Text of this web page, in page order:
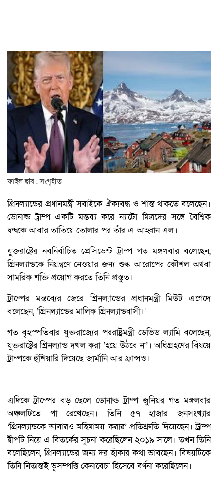
ফাইল ছবি : সংগৃহীত
গ্রিনল্যান্ডের প্রধানমন্ত্রী সবাইকে ঐক্যবদ্ধ ও শান্ত থাকতে বলেছেন।
ডোনাল্ড ট্রাম্প একটি মন্তব্য করে ন্যাটো মিত্রদের সঙ্গে বৈশ্বিক
দ্বন্দ্বকে আবার তাতিয়ে তোলার পর তাঁর এ আহ্বান এল।
যুক্তরাষ্ট্রের নবনির্বাচিত প্রেসিডেন্ট ট্রাম্প গত মঙ্গলবার বলেছেন,
গ্রিনল্যান্ডকে নিয়ন্ত্রণে নেওয়ার জন্য শুল্ক আরোপের কৌশল অথবা
সামরিক শক্তি প্রয়োগ করতে তিনি প্রস্তুত।
ট্রাম্পের মন্তব্যের জেরে গ্রিনল্যান্ডের প্রধানমন্ত্রী মিউট এগেদে
বলেছেন, ‘গ্রিনল্যান্ডের মালিক গ্রিনল্যান্ডবাসী।’
গত বৃহস্পতিবার যুক্তরাজ্যের পররাষ্ট্রমন্ত্রী ডেভিড ল্যামি বলেছেন,
যুক্তরাষ্ট্রের গ্রিনল্যান্ড দখল করা ‘হয়ে উঠবে না’। অধিগ্রহণের বিষয়ে
ট্রাম্পকে হুঁশিয়ারি দিয়েছে জার্মানি আর ফ্রান্সও।
এদিকে ট্রাম্পের বড় ছেলে ডোনাল্ড ট্রাম্প জুনিয়র গত মঙ্গলবার
অঞ্চলটিতে পা রেখেছেন। তিনি ৫৭ হাজার জনসংখ্যার
‘গ্রিনল্যান্ডকে আবারও মহিমাময় করার’ প্রতিশ্রুতি দিয়েছেন। ট্রাম্প
দ্বীপটি নিয়ে এ বিতর্কের সূচনা করেছিলেন ২০১৯ সালে। তখন তিনি
বলেছিলেন, গ্রিনল্যান্ডের জন্য দর হাঁকার কথা ভাবছেন। বিষয়টিকে
তিনি নিতান্তই ভূসম্পত্তি কেনাবেচা হিসেবে বর্ণনা করেছিলেন।